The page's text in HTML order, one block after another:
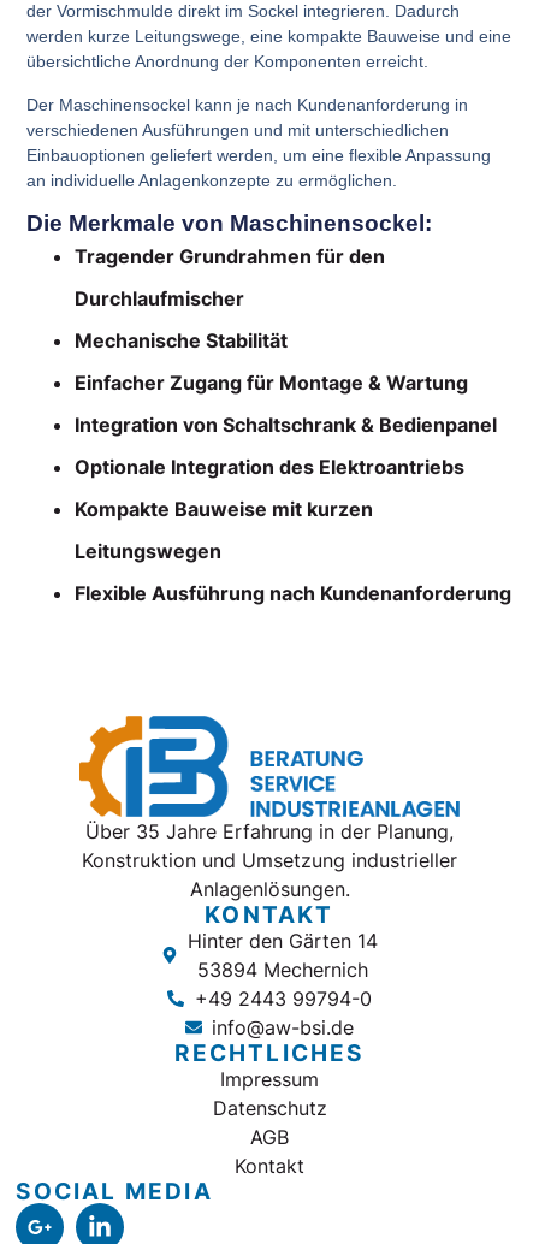
der Vormischmulde direkt im Sockel integrieren. Dadurch
werden kurze Leitungswege, eine kompakte Bauweise und eine
übersichtliche Anordnung der Komponenten erreicht.
Der Maschinensockel kann je nach Kundenanforderung in
verschiedenen Ausführungen und mit unterschiedlichen
Einbauoptionen geliefert werden, um eineflexible Anpassung
an individuelle Anlagenkonzepte zu ermöglichen.
Die Merkmale von Maschinensockel:
Tragender Grundrahmen für den
Durchlaufmischer
Mechanische Stabilität
Einfacher Zugang für Montage & Wartung
Integration von Schaltschrank & Bedienpanel
Optionale Integration des Elektroantriebs
Kompakte Bauweise mit kurzen
Leitungswegen
Flexible Ausführung nach Kundenanforderung
Über 35 Jahre Erfahrung in der Planung,
Konstruktion und Umsetzung industrieller
Anlagenlösungen.
KONTAKT
Hinter den Gärten 14
53894 Mechernich
+49 2443 99794-0
info@aw-bsi.de
RECHTLICHES
Impressum
Datenschutz
AGB
Kontakt
SOCIAL MEDIA